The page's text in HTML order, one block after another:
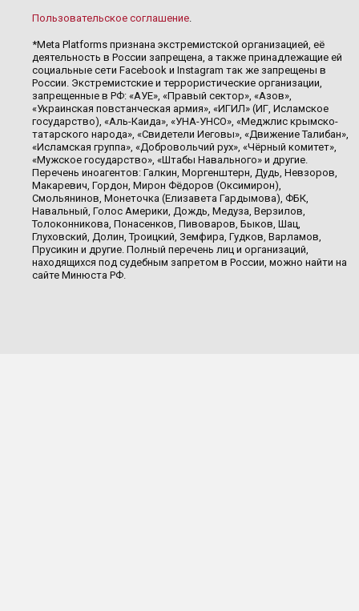
Пользовательское соглашение.
*Meta Platforms признана экстремистской организацией, её
деятельность в России запрещена, а также принадлежащие ей
социальные сети Facebook и Instagram так же запрещены в
России. Экстремистские и террористические организации,
запрещенные в РФ: «АУЕ», «Правый сектор», «Азов»,
«Украинская повстанческая армия», «ИГИЛ» (ИГ, Исламское
государство), «Аль-Каида», «УНА-УНСО», «Меджлис крымско-
татарского народа», «Свидетели Иеговы», «Движение Талибан»,
«Исламская группа», «Добровольчий рух», «Чёрный комитет»,
«Мужское государство», «Штабы Навального» и другие.
Перечень иноагентов: Галкин, Моргенштерн, Дудь, Невзоров,
Макаревич, Гордон, Мирон Фёдоров (Оксимирон),
Смольянинов, Монеточка (Елизавета Гардымова), ФБК,
Навальный, Голос Америки, Дождь, Медуза, Верзилов,
Толоконникова, Понасенков, Пивоваров, Быков, Шац,
Глуховский, Долин, Троицкий, Земфира, Гудков, Варламов,
Прусикин и другие. Полный перечень лиц и организаций,
находящихся под судебным запретом в России, можно найти на
сайте Минюста РФ.